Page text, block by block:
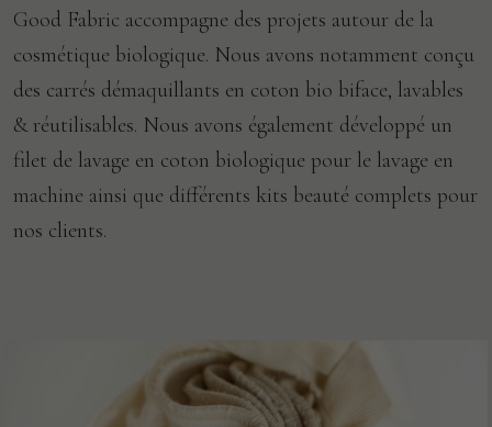
Good Fabric accompagne des projets autour de la
cosmétique biologique. Nous avons notamment conçu
des carrés démaquillants en coton bio biface, lavables
& réutilisables. Nous avons également développé un
filet de lavage en coton biologique pour le lavage en
machine ainsi que différents kits beauté complets pour
nos clients.